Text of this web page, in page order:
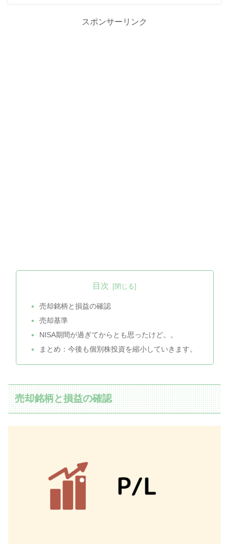
スポンサーリンク
目次
売却銘柄と損益の確認
売却基準
NISA期間が過ぎてからとも思ったけど。。
まとめ：今後も個別株投資を縮小していきます。
売却銘柄と損益の確認